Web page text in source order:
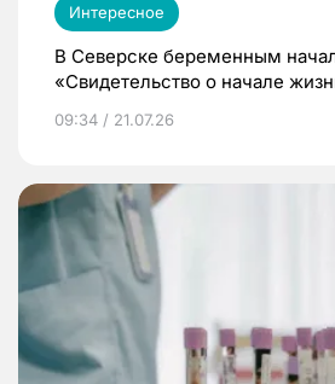
Интересное
В Северске беременным
«Свидетельство о начале
09:34 / 21.07.26